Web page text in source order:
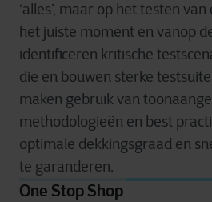
‘alles’, maar op het testen
het juiste moment en vanop
identificeren kritische
die en bouwen sterke
maken gebruik van
methodologieën en best
optimale dekkingsgraad en
te garanderen.
One Stop Shop